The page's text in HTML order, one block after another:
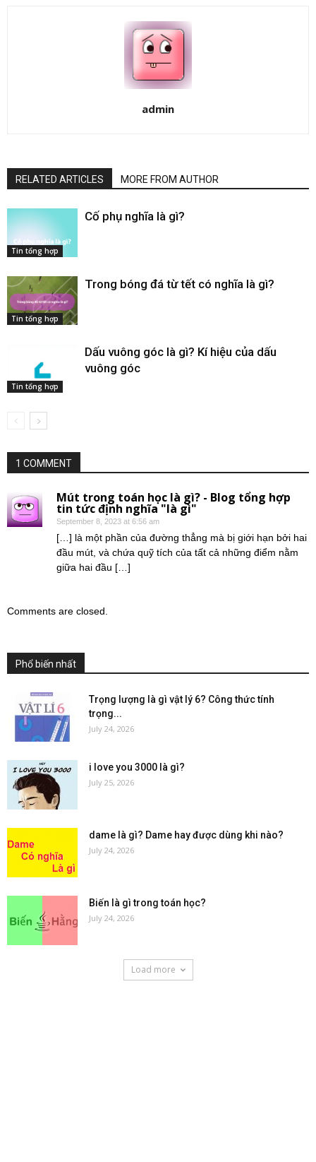
admin
RELATED ARTICLES MORE FROM AUTHOR
Tin tổng hợp
Cố phụ nghĩa là gì​?
Tin tổng hợp
Trong bóng đá từ tết có nghĩa là gì​?
Tin tổng hợp
Dấu vuông góc​ là gì? Kí hiệu của dấu
vuông góc
1 COMMENT
Mút trong toán học là gì? - Blog tổng hợp
tin tức định nghĩa "là gì"
September 8, 2023 at 6:56 am
[…] là một phần của đường thẳng mà bị giới hạn bởi hai
đầu mút, và chứa quỹ tích của tất cả những điểm nằm
giữa hai đầu […]
Comments are closed.
Phổ biến nhất
Trọng lượng là gì vật lý 6? Công thức tính
trọng...
July 24, 2026
i love you 3000 là gì?
July 25, 2026
dame là gì? Dame hay được dùng khi nào?
July 24, 2026
Biến là gì trong toán học?
July 24, 2026
Load more